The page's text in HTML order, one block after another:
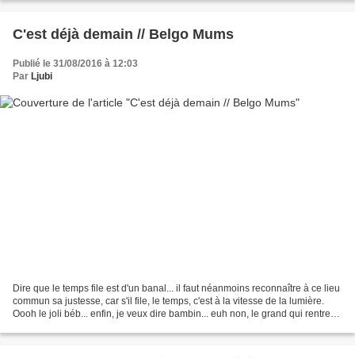
C'est déjà demain // Belgo Mums
Publié le 31/08/2016 à 12:03
Par Ljubi
Dire que le temps file est d'un banal... il faut néanmoins reconnaître à ce lieu
commun sa justesse, car s'il file, le temps, c'est à la vitesse de la lumière.
Oooh le joli béb... enfin, je veux dire bambin... euh non, le grand qui rentre